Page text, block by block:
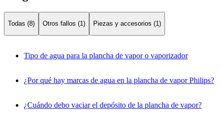
Todas (8) Otros fallos (1) Piezas y accesorios (1)
Tipo de agua para la plancha de vapor o vaporizador
¿Por qué hay marcas de agua en la plancha de vapor Philips?
¿Cuándo debo vaciar el depósito de la plancha de vapor?